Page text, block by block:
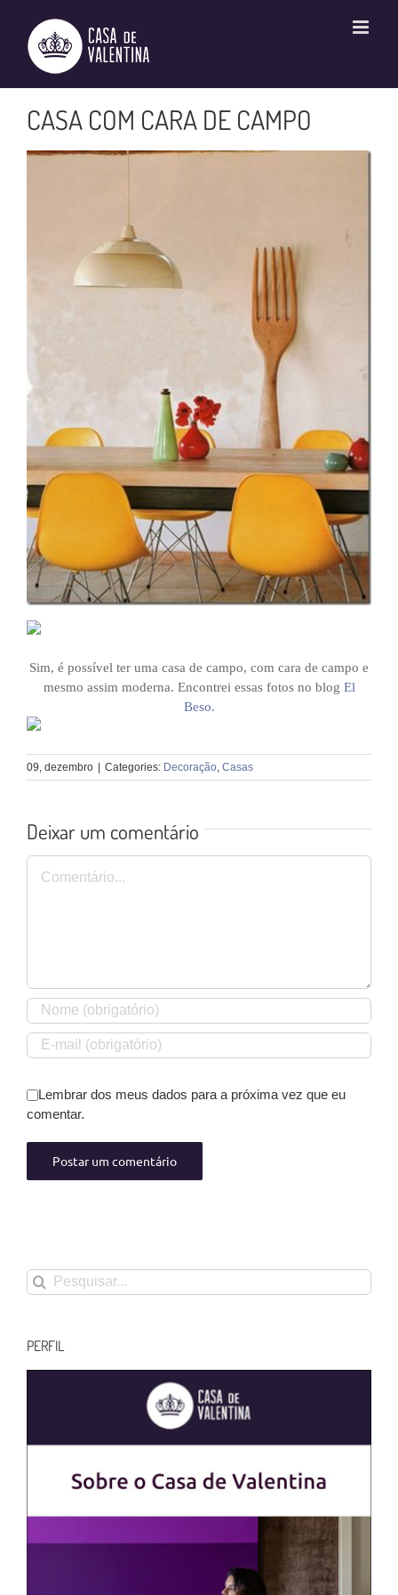
conteúdo
CASA COM CARA DE CAMPO
Sim, é possível ter uma casa de campo, com cara de campo e
mesmo assim moderna. Encontrei essas fotos no blog El
Beso.
09, dezembro | Categories: Decoração Casas
Deixar um comentário
Comentário
Lembrar dos meus dados para a próxima vez que eu
comentar.
Buscar
resultados
PERFIL